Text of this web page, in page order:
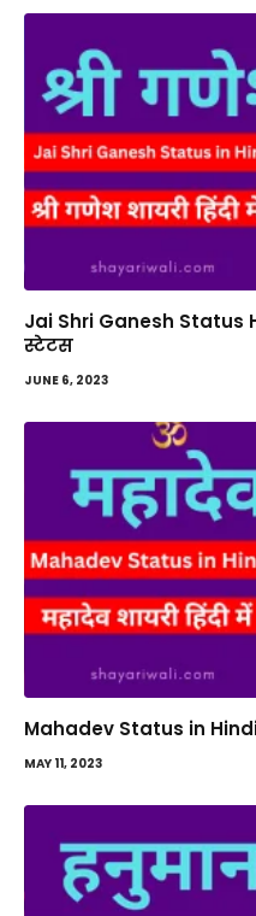
Jai Shri Ganesh Status
स्टेटस
JUNE 6, 2023
Mahadev Status in
MAY 11, 2023